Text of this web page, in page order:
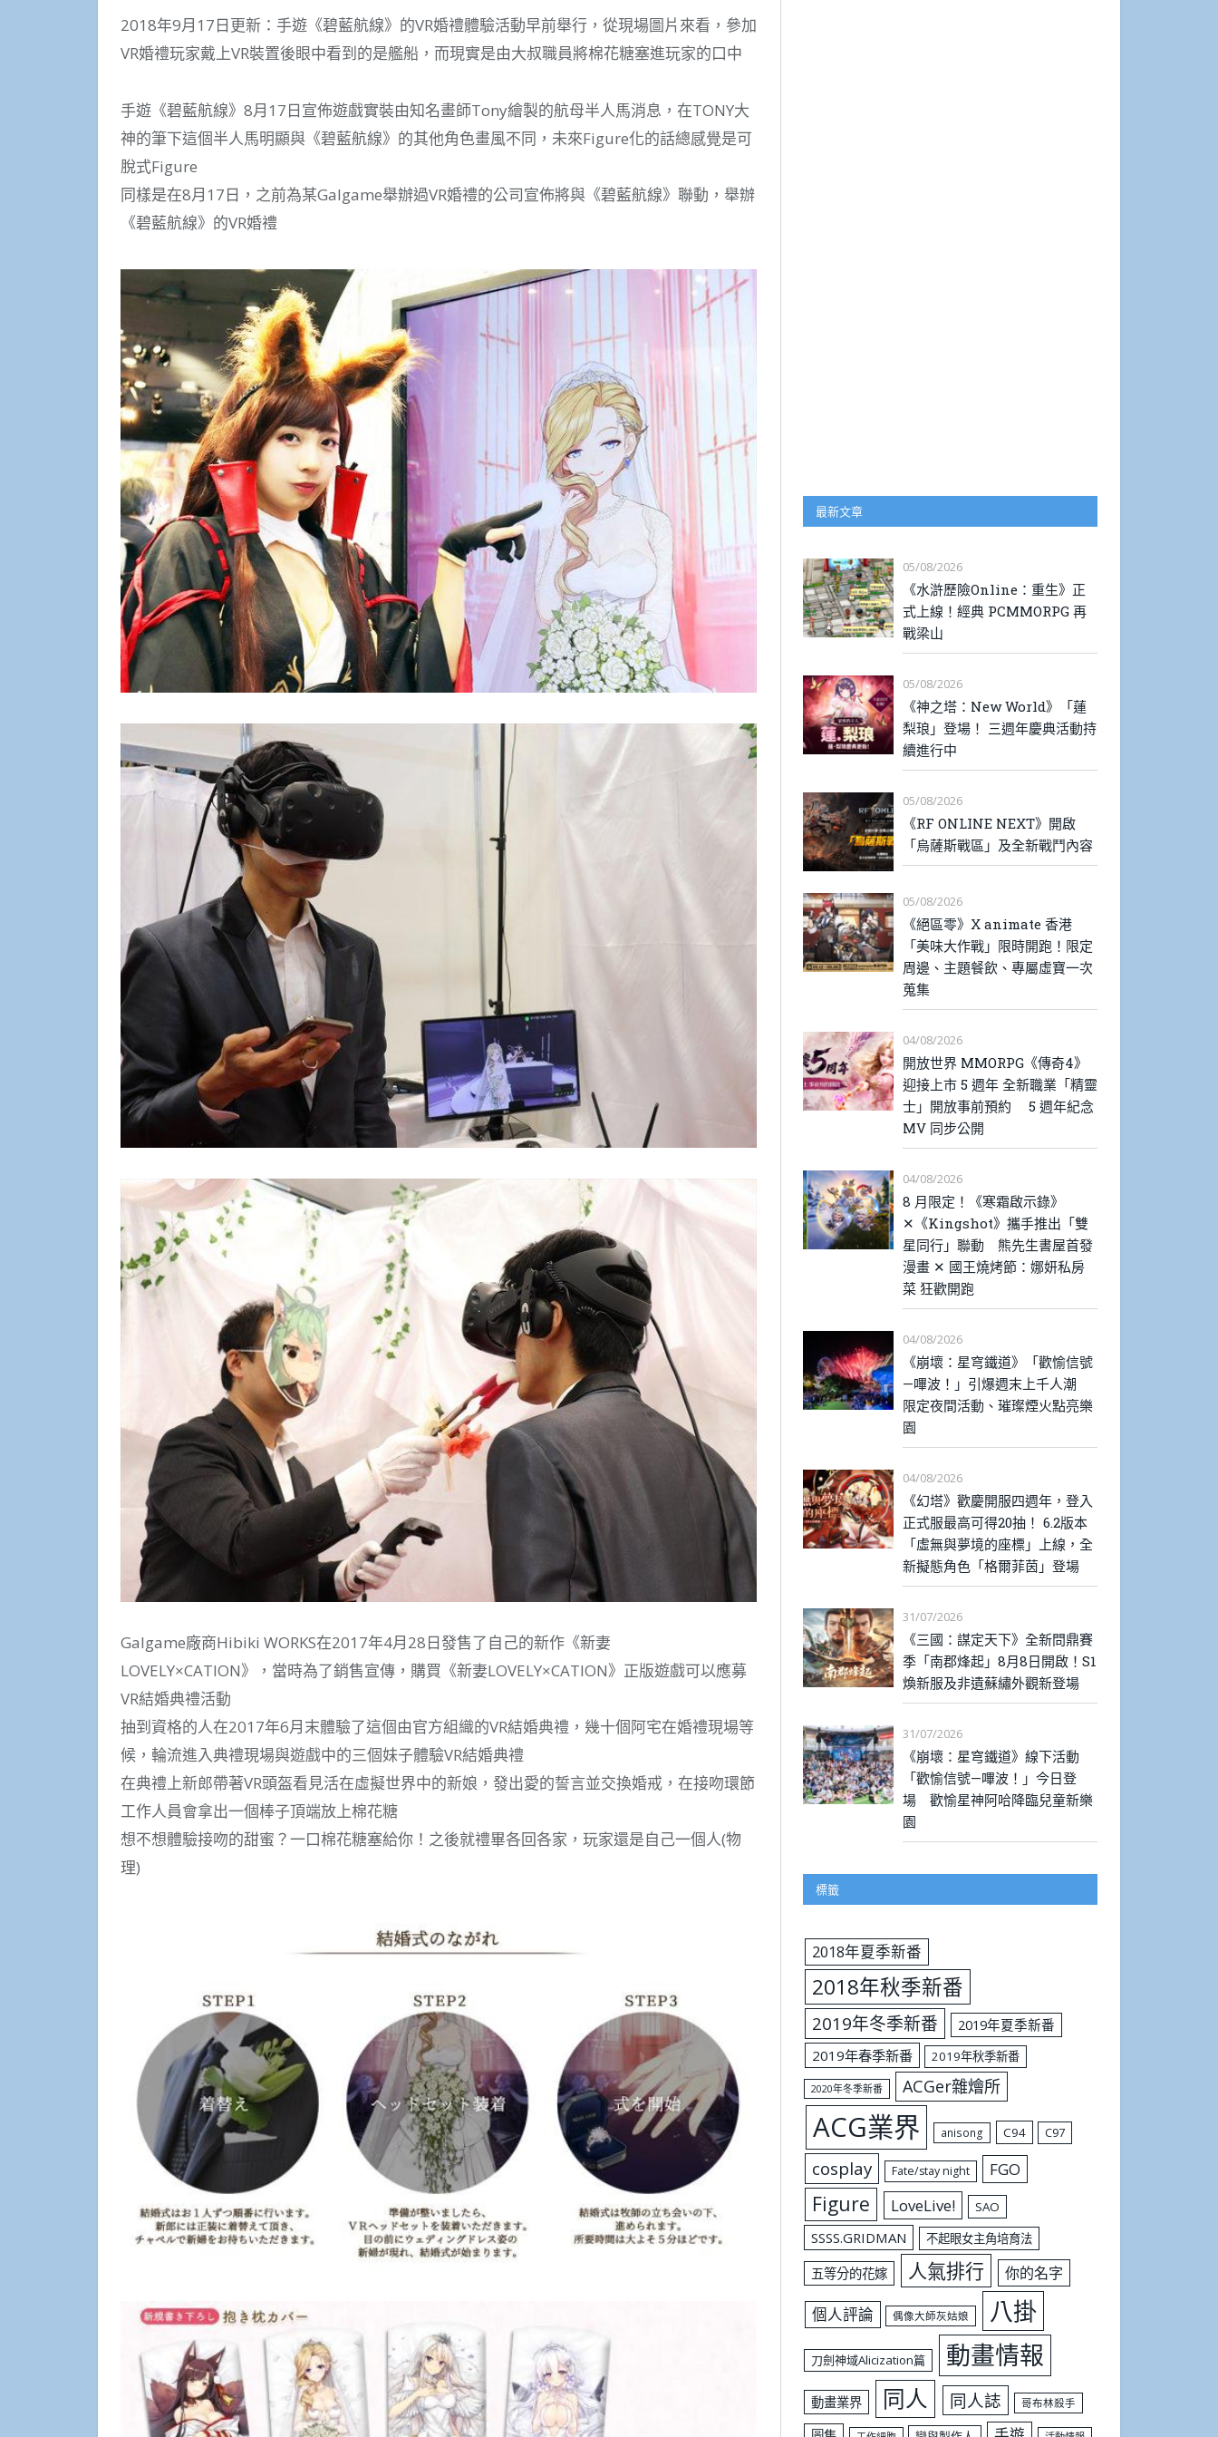
2018年9月17日更新：手遊《碧藍航線》的VR婚禮體驗活動早前舉行，從現場圖片來看，參加
VR婚禮玩家戴上VR裝置後眼中看到的是艦船，而現實是由大叔職員將棉花糖塞進玩家的口中
手遊《碧藍航線》8月17日宣佈遊戲實裝由知名畫師Tony繪製的航母半人馬消息，在TONY大
神的筆下這個半人馬明顯與《碧藍航線》的其他角色畫風不同，未來Figure化的話總感覺是可
脫式Figure
同樣是在8月17日，之前為某Galgame舉辦過VR婚禮的公司宣佈將與《碧藍航線》聯動，舉辦
《碧藍航線》的VR婚禮
Galgame廠商Hibiki WORKS在2017年4月28日發售了自己的新作《新妻
LOVELY×CATION》，當時為了銷售宣傳，購買《新妻LOVELY×CATION》正版遊戲可以應募
VR結婚典禮活動
抽到資格的人在2017年6月末體驗了這個由官方組織的VR結婚典禮，幾十個阿宅在婚禮現場等
候，輪流進入典禮現場與遊戲中的三個妹子體驗VR結婚典禮
在典禮上新郎帶著VR頭盔看見活在虛擬世界中的新娘，發出愛的誓言並交換婚戒，在接吻環節
工作人員會拿出一個棒子頂端放上棉花糖
想不想體驗接吻的甜蜜？一口棉花糖塞給你！之後就禮畢各回各家，玩家還是自己一個人(物
理)
最新文章
05/08/2026
《水滸歷險Online：重生》正
式上線！經典 PCMMORPG 再
戰梁山
05/08/2026
《神之塔：New World》「蓮
梨琅」登場！ 三週年慶典活動持
續進行中
05/08/2026
《RF ONLINE NEXT》開啟
「烏薩斯戰區」及全新戰鬥內容
05/08/2026
《絕區零》X animate 香港
「美味大作戰」限時開跑！限定
周邊、主題餐飲、專屬虛寶一次
蒐集
04/08/2026
開放世界 MMORPG《傳奇4》
迎接上市 5 週年 全新職業「精靈
士」開放事前預約 5 週年紀念
MV 同步公開
04/08/2026
8 月限定！《寒霜啟示錄》
✕《Kingshot》攜手推出「雙
星同行」聯動 熊先生書屋首發
漫畫 ✕ 國王燒烤節：娜妍私房
菜 狂歡開跑
04/08/2026
《崩壞：星穹鐵道》「歡愉信號
—嗶波！」引爆週末上千人潮
限定夜間活動、璀璨煙火點亮樂
園
04/08/2026
《幻塔》歡慶開服四週年，登入
正式服最高可得20抽！ 6.2版本
「虛無與夢境的座標」上線，全
新擬態角色「格爾菲茵」登場
31/07/2026
《三國：謀定天下》全新問鼎賽
季「南郡烽起」8月8日開啟！S1
煥新服及非遺蘇繡外觀新登場
31/07/2026
《崩壞：星穹鐵道》線下活動
「歡愉信號—嗶波！」今日登
場 歡愉星神阿哈降臨兒童新樂
園
標籤
2018年夏季新番
2018年秋季新番
2019年冬季新番
2019年夏季新番
2019年春季新番
2019年秋季新番
2020年冬季新番 ACGer雜燴所
ACG業界 anisong C94 C97
cosplay Fate/stay night FGO
Figure LoveLive! SAO
SSSS.GRIDMAN 不起眼女主角培育法
五等分的花嫁 人氣排行 你的名字
個人評論 偶像大師灰姑娘 八掛
刀劍神域Alicization篇 動畫情報
動畫業界 同人 同人誌 哥布林殺手